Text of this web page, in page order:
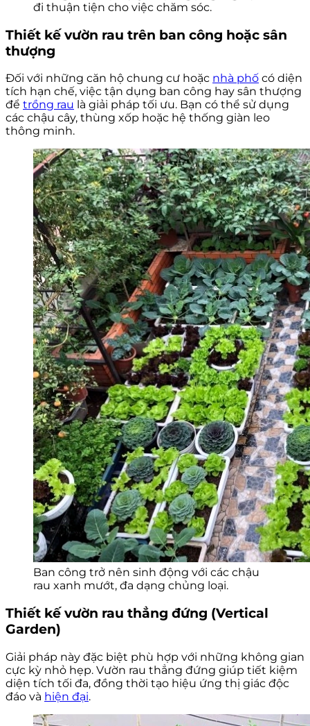
đi thuận tiện cho việc chăm sóc.
Thiết kế vườn rau trên ban công hoặc sân
thượng
Đối với những căn hộ chung cư hoặc nhà phố có diện
tích hạn chế, việc tận dụng ban công hay sân thượng
để trồng rau là giải pháp tối ưu. Bạn có thể sử dụng
các chậu cây, thùng xốp hoặc hệ thống giàn leo
thông minh.
Ban công trở nên sinh động với các chậu
rau xanh mướt, đa dạng chủng loại.
Thiết kế vườn rau thẳng đứng (Vertical
Garden)
Giải pháp này đặc biệt phù hợp với những không gian
cực kỳ nhỏ hẹp. Vườn rau thẳng đứng giúp tiết kiệm
diện tích tối đa, đồng thời tạo hiệu ứng thị giác độc
đáo và hiện đại.